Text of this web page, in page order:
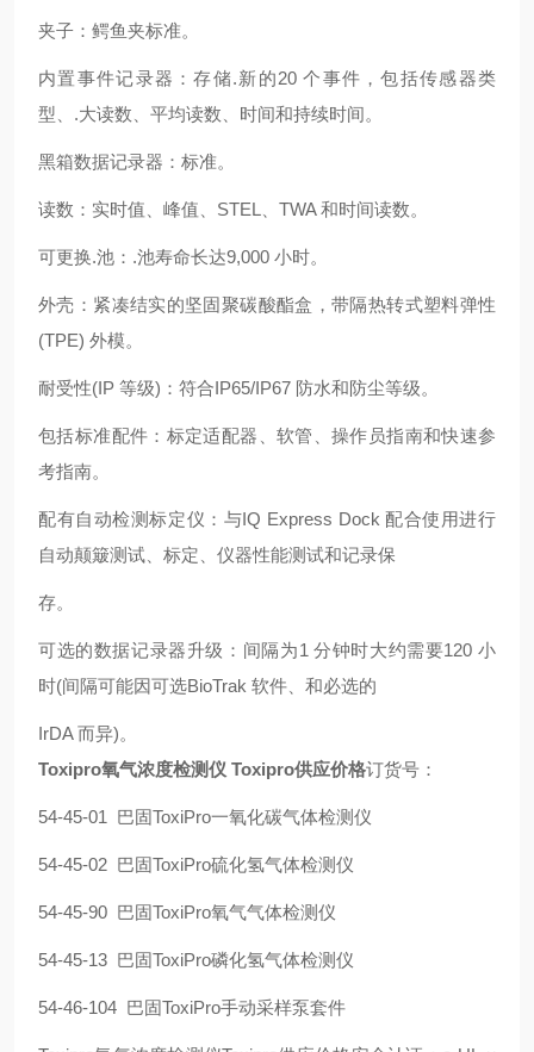
夹子：鳄鱼夹标准。
内置事件记录器：存储.新的20 个事件，包括传感器类
型、.大读数、平均读数、时间和持续时间。
黑箱数据记录器：标准。
读数：实时值、峰值、STEL、TWA 和时间读数。
可更换.池：.池寿命长达9,000 小时。
外壳：紧凑结实的坚固聚碳酸酯盒，带隔热转式塑料弹性
(TPE) 外模。
耐受性(IP 等级)：符合IP65/IP67 防水和防尘等级。
包括标准配件：标定适配器、软管、操作员指南和快速参
考指南。
配有自动检测标定仪：与IQ Express Dock 配合使用进行
自动颠簸测试、标定、仪器性能测试和记录保
存。
可选的数据记录器升级：间隔为1 分钟时大约需要120 小
时(间隔可能因可选BioTrak 软件、和必选的
IrDA 而异)。
Toxipro氧气浓度检测仪 Toxipro供应价格订货号：
54-45-01 巴固ToxiPro一氧化碳气体检测仪
54-45-02 巴固ToxiPro硫化氢气体检测仪
54-45-90 巴固ToxiPro氧气气体检测仪
54-45-13 巴固ToxiPro磷化氢气体检测仪
54-46-104 巴固ToxiPro手动采样泵套件